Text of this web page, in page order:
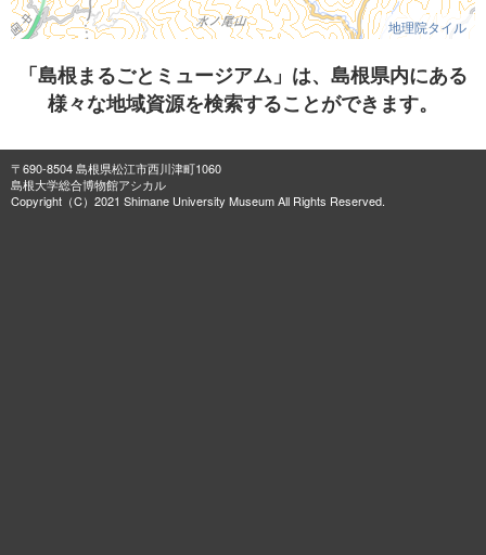
地理院タイル
「島根まるごとミュージアム」は、島根県内にある
様々な地域資源を検索することができます。
〒690-8504 島根県松江市西川津町1060
島根大学総合博物館アシカル
Copyright（C）2021 Shimane University Museum All Rights Reserved.